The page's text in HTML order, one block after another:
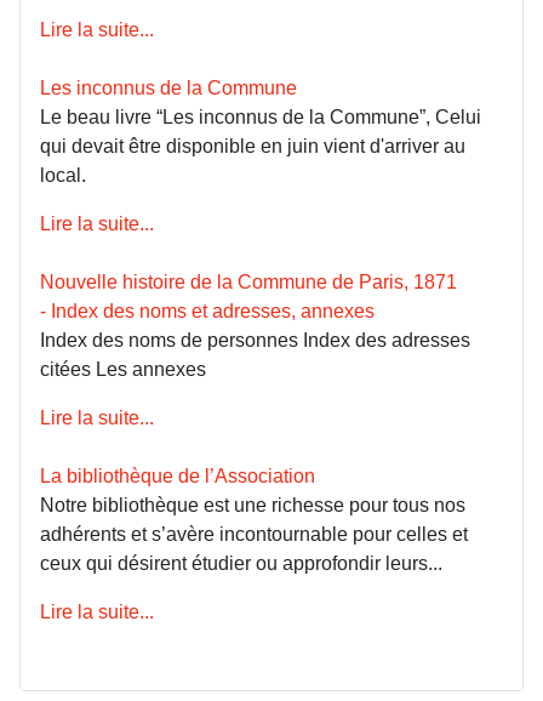
Lire la suite...
Les inconnus de la Commune
Le beau livre “Les inconnus de la Commune”, Celui
qui devait être disponible en juin vient d'arriver au
local.
Lire la suite...
Nouvelle histoire de la Commune de Paris, 1871
- Index des noms et adresses, annexes
Index des noms de personnes Index des adresses
citées Les annexes
Lire la suite...
La bibliothèque de l’Association
Notre bibliothèque est une richesse pour tous nos
adhérents et s’avère incontournable pour celles et
ceux qui désirent étudier ou approfondir leurs...
Lire la suite...